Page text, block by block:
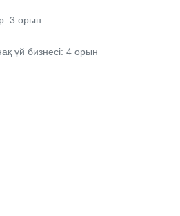
3 орын
үй бизнесі: 4 орын